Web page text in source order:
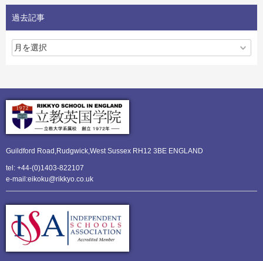
過去記事
Guildford Road,Rudgwick,West Sussex RH12 3BE ENGLAND
tel: +44-(0)1403-822107
e-mail:eikoku@rikkyo.co.uk